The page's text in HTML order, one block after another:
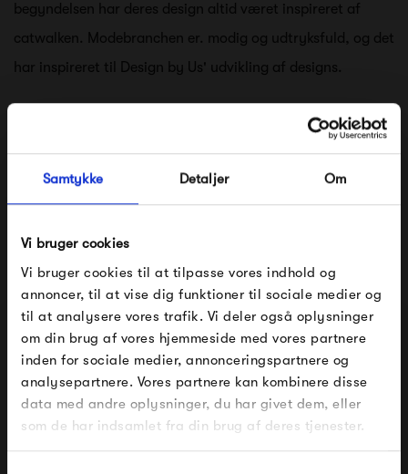
Samtykke Detaljer Om
Vi bruger cookies
Vi bruger cookies til at tilpasse vores indhold og
annoncer, til at vise dig funktioner til sociale medier og
til at analysere vores trafik. Vi deler også oplysninger
om din brug af vores hjemmeside med vores partnere
inden for sociale medier, annonceringspartnere og
analysepartnere. Vores partnere kan kombinere disse
data med andre oplysninger, du har givet dem, eller
som de har indsamlet fra din brug af deres tjenester.
begyndelsen har deres design altid været inspireret af
catwalken. Modebranchen er. modig og udtryksfuld, og det
har inspireret til Design by Us' udvikling af designs.
De designer, skaber og tilpasser for at definere
designuniverset ved at kombinere former, indhold og farver
til de unikke udtryk hos Design by Us. Deres
derfor, de ikke er nemme at definere.
Se alle varer fra Design by Us
Produkter fra samme kategori
FÅ 10% PÅ DIN NÆSTE ORDRE
Indtast din e-mail, så sender vi rabatkoden til dig på
mail. Minimumsbeløb er 499 kr. for at indløse
rabatten.
Gælder ikke på produkter fra Fermob, File Under